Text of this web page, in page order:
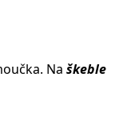
Na škeble